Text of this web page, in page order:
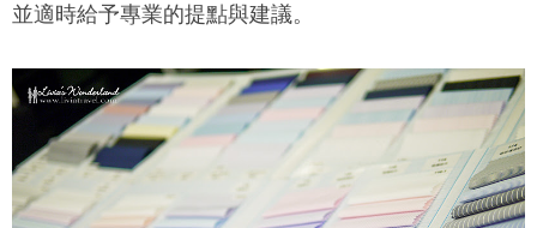
並適時給予專業的提點與建議。